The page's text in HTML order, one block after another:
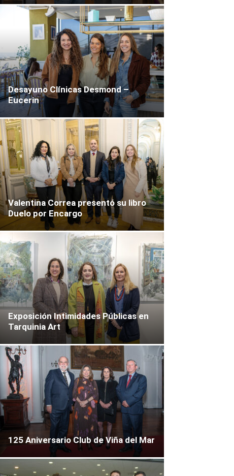
Desayuno Clínicas Desmond –
Eucerin
Valentina Correa presentó su libro
Duelo por Encargo
Exposición Intimidades Públicas en
Tarquinia Art
125 Aniversario Club de Viña del Mar